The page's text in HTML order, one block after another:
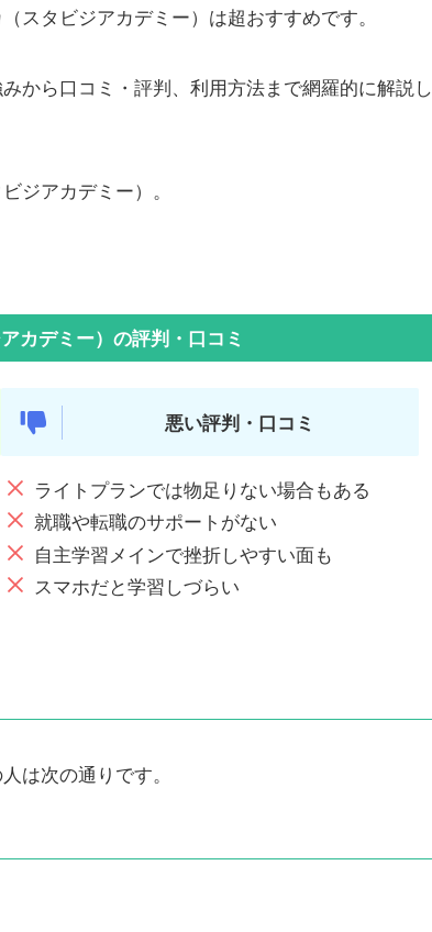
スタビジアカデミー）は超おすすめです。
から口コミ・評判、利用方法まで網羅的に解説し
ジアカデミー）。
カデミー）の評判・口コミ
悪い評判・口コミ
ライトプランでは物足りない場合もある
就職や転職のサポートがない
自主学習メインで挫折しやすい面も
スマホだと学習しづらい
は次の通りです。